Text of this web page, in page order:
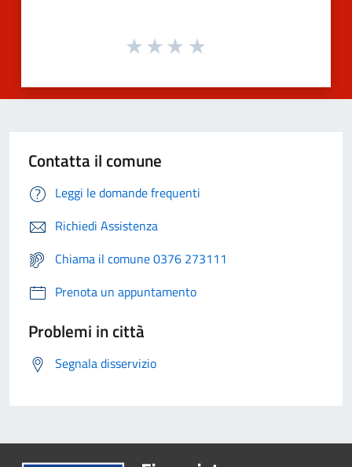
Contatta il comune
Leggi le domande frequenti
Richiedi Assistenza
Chiama il comune 0376 273111
Prenota un appuntamento
Problemi in città
Segnala disservizio